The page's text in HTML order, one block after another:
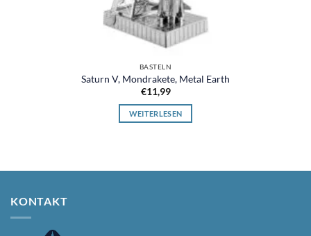
BASTELN
Saturn V, Mondrakete, Metal Earth
€11,99
WEITERLESEN
KONTAKT